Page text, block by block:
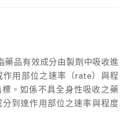
藥品有效成分由製劑中吸收進
作用部位之速率（rate）與程
。如係不具全身性吸收之藥
到達作用部位之速率與程度